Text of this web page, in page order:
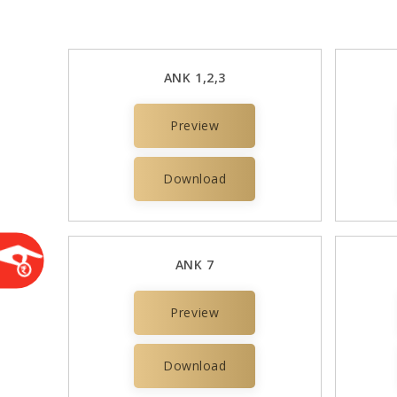
ANK 1,2,3
Preview
Download
ANK 7
Preview
Download